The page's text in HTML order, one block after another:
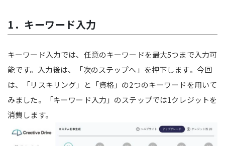
1．キーワード入力
キーワード入力では、任意のキーワードを最大5つまで入力可
能です。入力後は、「次のステップへ」を押下します。今回
は、「リスキリング」と「資格」の2つのキーワードを用いて
みました。「キーワード入力」のステップでは1クレジットを
消費します。